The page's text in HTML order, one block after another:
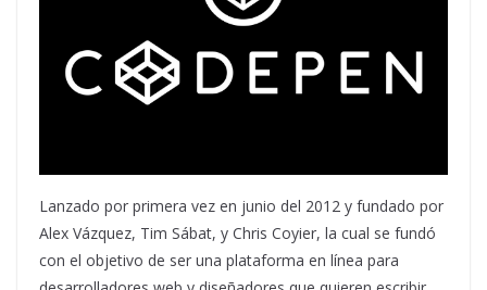
Lanzado por primera vez en junio del 2012 y fundado por
Alex Vázquez, Tim Sábat, y Chris Coyier, la cual se fundó
con el objetivo de ser una plataforma en línea para